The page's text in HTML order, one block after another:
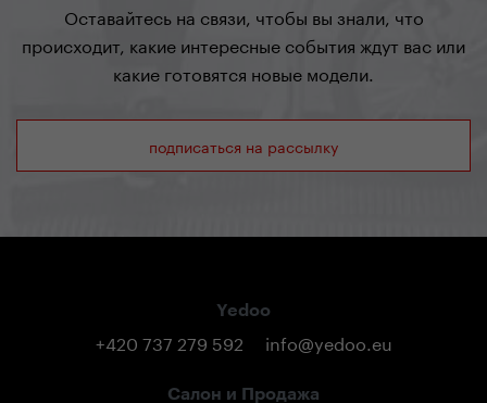
Оставайтесь на связи, чтобы вы знали, что
происходит, какие интересные события ждут вас или
какие готовятся новые модели.
подписаться на рассылку
Yedoo
+420 737 279 592 info@yedoo.eu
Салон и Продажа